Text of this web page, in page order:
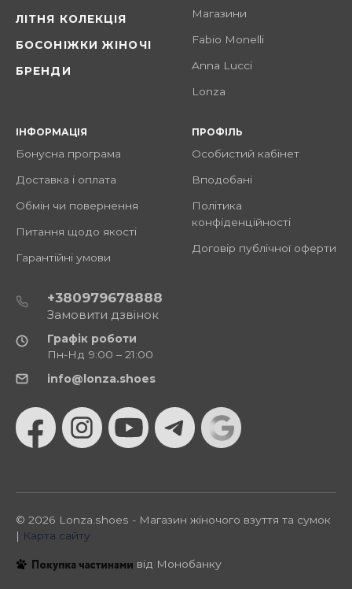
ЛІТНЯ КОЛЕКЦІЯ
БОСОНІЖКИ ЖІНОЧІ
БРЕНДИ
Магазини
Fabio Monelli
Anna Lucci
Lonza
ІНФОРМАЦІЯ
Бонусна програма
Доставка і оплата
Обмін чи повернення
Питання щодо якості
Гарантійні умови
ПРОФІЛЬ
Особистий кабінет
Вподобані
Політика
конфіденційності
Договір публічної оферти
+380979678888
Замовити дзвінок
Графік роботи
Пн-Нд 9:00 – 21:00
info@lonza.shoes
© 2026 Lonza.shoes - Магазин жіночого взуття та сумок
| Карта сайту
від Монобанку